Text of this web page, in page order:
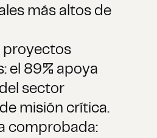
más altos de
proyectos
el 89% apoya
sector
misión crítica.
comprobada: